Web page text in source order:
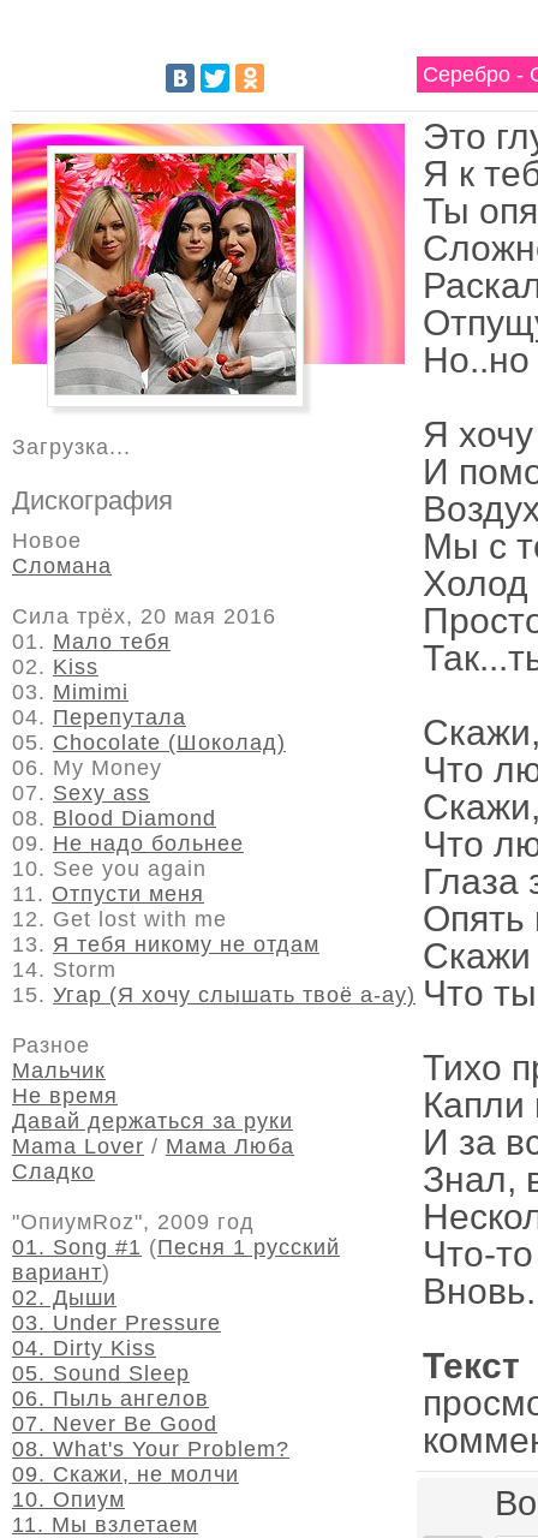
Серебро -
Это
Я к
Ты
Я
И
Мы с
Холод
Что
Что
Глаза
Опять
Что
Тихо
Капли
И за
Знал,
Что-
Загрузка...
Дискография
Новое
Сломана
Сила трёх, 20 мая 2016
01. Мало тебя
02. Kiss
03. Mimimi
04. Перепутала
05. Chocolate (Шоколад)
06. My Money
07. Sexy ass
08. Blood Diamond
09. Не надо больнее
10. See you again
11. Отпусти меня
12. Get lost with me
13. Я тебя никому не отдам
14. Storm
15. Угар (Я хочу слышать твоё а-ау)
Разное
Мальчик
Не время
Давай держаться за руки
Mama Lover / Мама Люба
Сладко
"ОпиумRoz", 2009 год
01. Song #1 (Песня 1 русский
вариант)
02. Дыши
03. Under Pressure
04. Dirty Kiss
05. Sound Sleep
06. Пыль ангелов
07. Never Be Good
08. What's Your Problem?
09. Скажи, не молчи
10. Опиум
11. Мы взлетаем